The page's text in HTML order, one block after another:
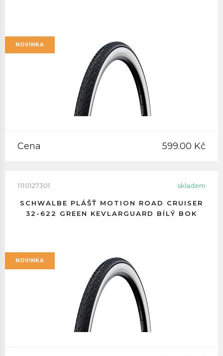
NOVINKA
Cena 599.00 Kč
1110127301 skladem
SCHWALBE PLÁŠŤ MOTION ROAD CRUISER
32-622 GREEN KEVLARGUARD BÍLÝ BOK
NOVINKA